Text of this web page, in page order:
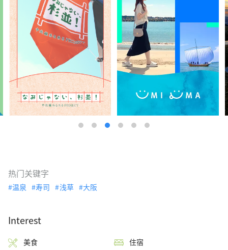
热门关键字
温泉 寿司 浅草 大阪
Interest
美食 住宿